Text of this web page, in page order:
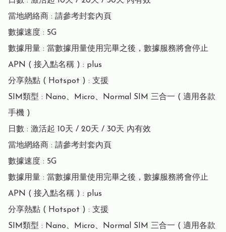
當地網絡商 : 請參考封套內頁
數據速度 : 5G
數據用量 : 當數據用量使用完畢之後，數據服務將會停止
APN ( 接入點名稱 ) : plus
分享熱點 ( Hotspot ) : 支援
SIM類型 : Nano、Micro、Normal SIM 三合一 ( 適用各款
手機 )
日數 : 激活起 10天 / 20天 / 30天 內有效
當地網絡商 : 請參考封套內頁
數據速度 : 5G
數據用量 : 當數據用量使用完畢之後，數據服務將會停止
APN ( 接入點名稱 ) : plus
分享熱點 ( Hotspot ) : 支援
SIM類型 : Nano、Micro、Normal SIM 三合一 ( 適用各款